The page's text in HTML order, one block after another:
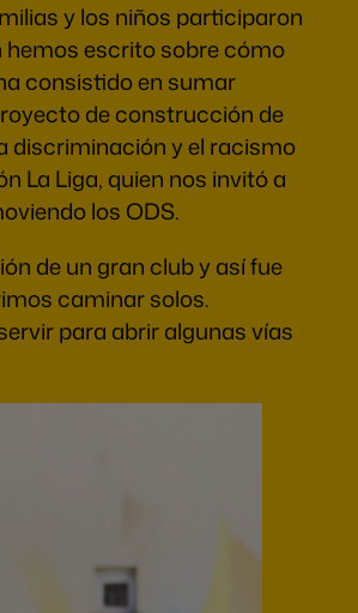
y los niños participaron
hemos escrito sobre cómo
consistido en sumar
de construcción de
discriminación y el racismo
La Liga, quien nos invitó a
los ODS.
de un gran club y así fue
caminar solos.
para abrir algunas vías